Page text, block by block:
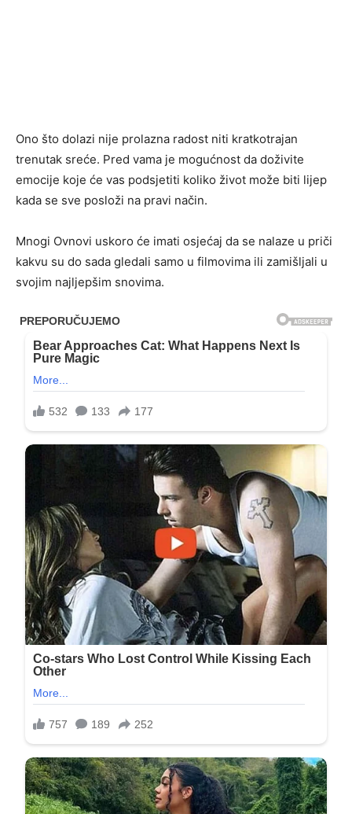
Ono što dolazi nije prolazna radost niti kratkotrajan
trenutak sreće. Pred vama je mogućnost da doživite
emocije koje će vas podsjetiti koliko život može biti lijep
kada se sve posloži na pravi način.
Mnogi Ovnovi uskoro će imati osjećaj da se nalaze u priči
kakvu su do sada gledali samo u filmovima ili zamišljali u
svojim najljepšim snovima.